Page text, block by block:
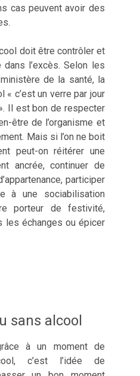
cas peuvent avoir des
doit être contrôler et
l’excès. Selon les
de la santé, la
« c’est un verre par jour
Il est bon de respecter
être de l’organisme et
Mais si l’on ne boit
peut-on réitérer une
ancrée, continuer de
participer
à une sociabilisation
porteur de festivité,
les échanges ou épicer
sans alcool
à un moment de
c’est l’idée de